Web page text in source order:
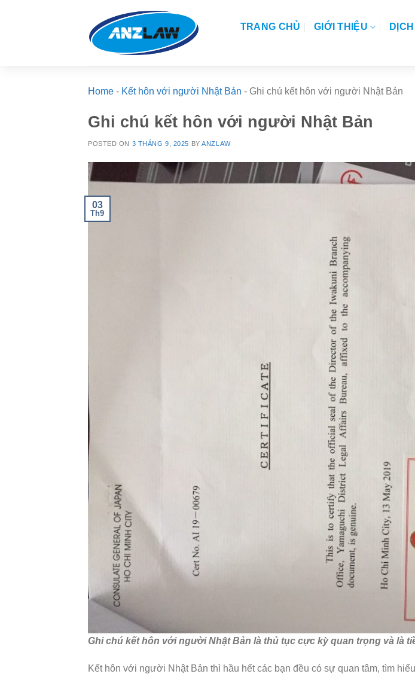
TRANG CHỦ GIỚI THIỆU
Home - Kết hôn với người Nhật Bản - Ghi chú kết hôn với người Nhật Bản
Ghi chú kết hôn với người Nhật Bản
POSTED ON 3 THÁNG 9, 2025 BYANZLAW
03
Th9
Ghi chú kết hôn với người Nhật Bản là thủ tục cực kỳ quan trọng và là
Kết hôn với người Nhật Bản thì hầu hết các bạn đều có sự quan tâm, tìm